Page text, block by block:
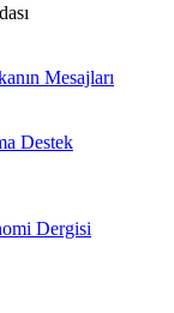
Mesajları
Destek
Dergisi